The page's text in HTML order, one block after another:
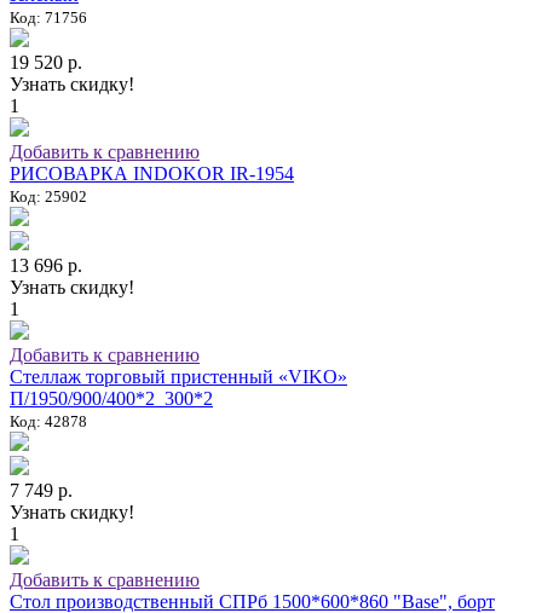
Код: 71756
19 520 р.
Узнать скидку!
1
Добавить к сравнению
РИСОВАРКА INDOKOR IR-1954
Код: 25902
13 696 р.
Узнать скидку!
1
Добавить к сравнению
Стеллаж торговый пристенный «VIKO»
П/1950/900/400*2_300*2
Код: 42878
7 749 р.
Узнать скидку!
1
Добавить к сравнению
Стол производственный СПРб 1500*600*860 "Base", борт